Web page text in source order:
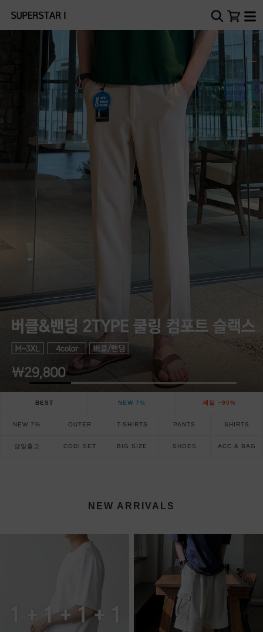
BEST NEW 7% 세일 ~90%
NEW 7% OUTER T-SHIRTS PANTS SHIRTS
당일출고 CODI SET BIG SIZE SHOES ACC & BAG
NEW ARRIVALS